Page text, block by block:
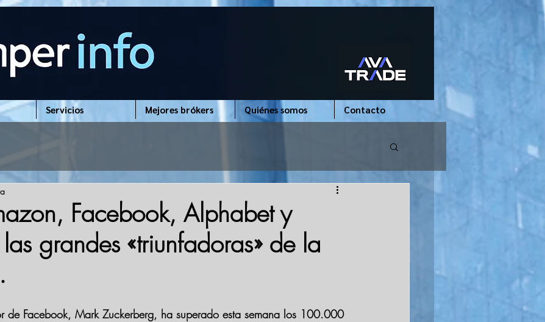
Servicios Mejores brókers Quiénes somos Contacto
Facebook, Alphabet y
grandes «triunfadoras» de la
de Facebook, Mark Zuckerberg, ha superado esta semana los 100.000